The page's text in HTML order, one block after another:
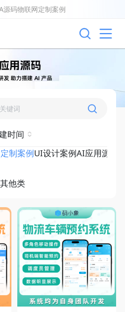
源码物联网定制案例
时间
定制案例UI设计案例AI应用源码
其他类